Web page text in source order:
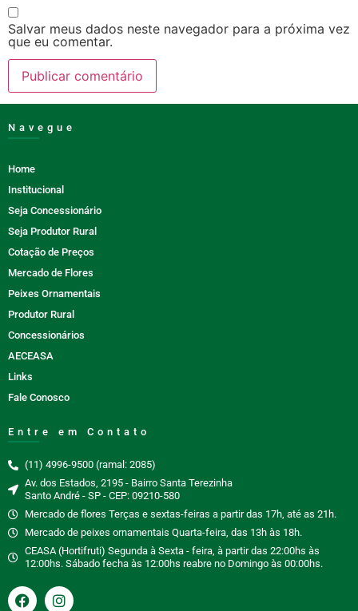
Salvar meus dados neste navegador para a próxima vez
que eu comentar.
Navegue
Home
Institucional
Seja Concessionário
Seja Produtor Rural
Cotação de Preços
Mercado de Flores
Peixes Ornamentais
Produtor Rural
Concessionários
AECEASA
Links
Fale Conosco
Entre em Contato
(11) 4996-9500 (ramal: 2085)
Av. dos Estados, 2195 - Bairro Santa Terezinha
Santo André - SP - CEP: 09210-580
Mercado de flores Terças e sextas-feiras a partir das 17h, até as 21h.
Mercado de peixes ornamentais Quarta-feira, das 13h às 18h.
CEASA (Hortifruti) Segunda à Sexta - feira, à partir das 22:00hs às
12:00hs. Sábado fecha às 12:00hs reabre no Domingo às 00:00hs.